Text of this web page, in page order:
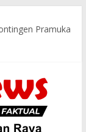
Pramuka
Lintas Pagi di
Kebersihan
Seunagan